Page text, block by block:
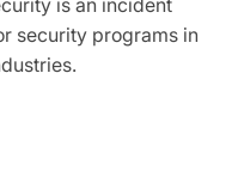
is an incident
security programs in